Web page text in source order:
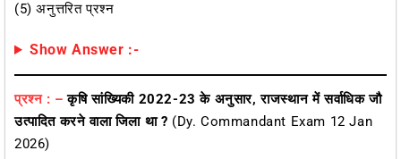
(5) अनुत्तरित प्रश्न
Show Answer :-
प्रश्न : – कृषि सांख्यिकी 2022-23 के अनुसार, राजस्थान में सर्वाधिक जौ
उत्पादित करने वाला जिला था ? (Dy. Commandant Exam 12 Jan
2026)